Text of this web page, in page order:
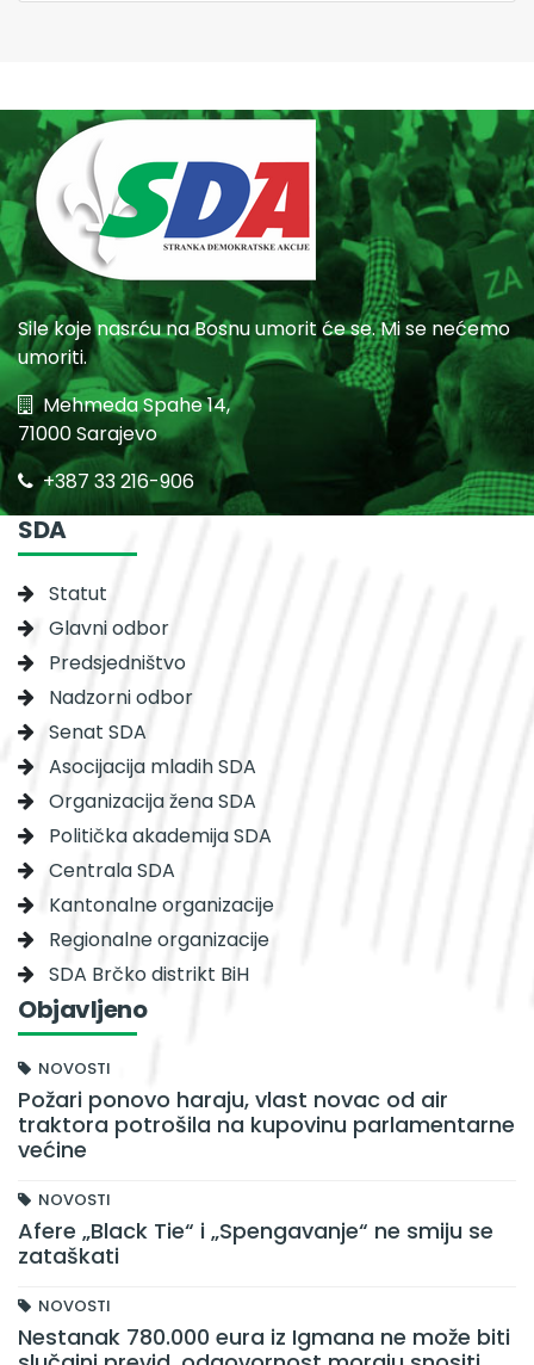
Sile koje nasrću na Bosnu umorit će se. Mi se nećemo
umoriti.
Mehmeda Spahe 14,
71000 Sarajevo
+387 33 216-906
SDA
Statut
Glavni odbor
Predsjedništvo
Nadzorni odbor
Senat SDA
Asocijacija mladih SDA
Organizacija žena SDA
Politička akademija SDA
Centrala SDA
Kantonalne organizacije
Regionalne organizacije
SDA Brčko distrikt BiH
Objavljeno
NOVOSTI
Požari ponovo haraju, vlast novac od air
traktora potrošila na kupovinu parlamentarne
većine
NOVOSTI
Afere „Black Tie“ i „Spengavanje“ ne smiju se
zataškati
NOVOSTI
Nestanak 780.000 eura iz Igmana ne može biti